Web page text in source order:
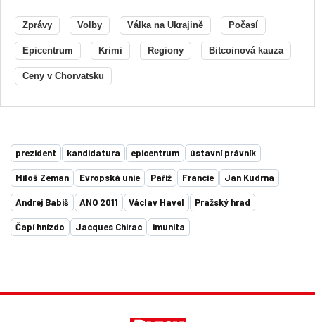
Zprávy Volby Válka na Ukrajině Počasí
Epicentrum Krimi Regiony Bitcoinová kauza
Ceny v Chorvatsku
prezident kandidatura epicentrum ústavní právník
Miloš Zeman Evropská unie Paříž Francie Jan Kudrna
Andrej Babiš ANO 2011 Václav Havel Pražský hrad
Čapí hnízdo Jacques Chirac imunita